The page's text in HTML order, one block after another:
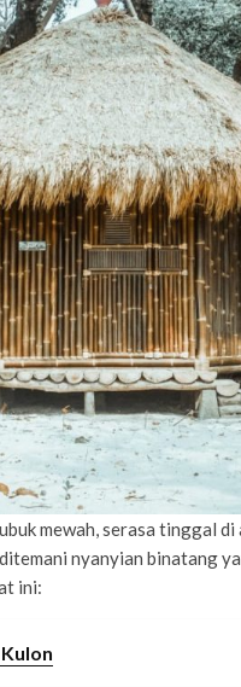
mewah, serasa tinggal
nyanyian binatang
ini: